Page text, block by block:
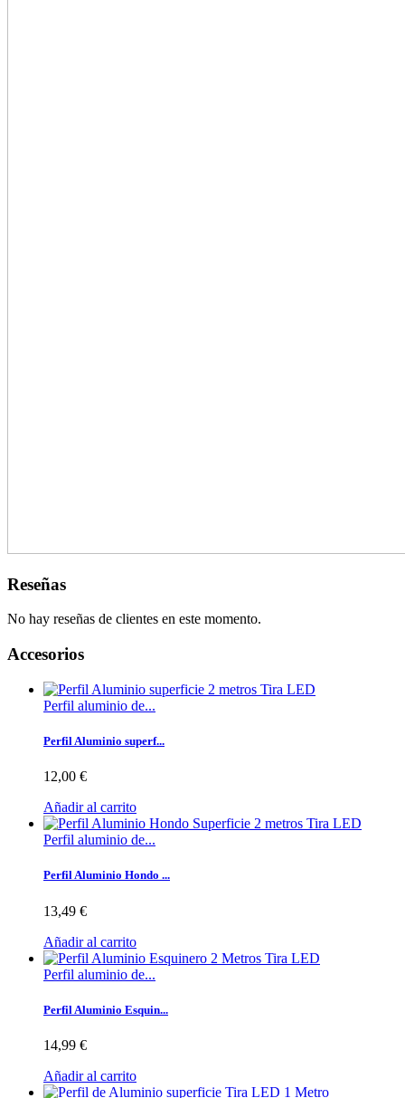
Reseñas
No hay reseñas de clientes en este momento.
Accesorios
Perfil aluminio de...
Perfil Aluminio superf...
12,00 €
Añadir al carrito
Perfil aluminio de...
Perfil Aluminio Hondo ...
13,49 €
Añadir al carrito
Perfil aluminio de...
Perfil Aluminio Esquin...
14,99 €
Añadir al carrito